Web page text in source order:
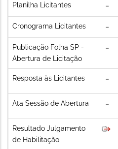
Planilha Licitantes
Cronograma Licitantes
Publicação Folha SP -
Abertura de Licitação
Resposta às Licitantes
Ata Sessão de Abertura
Resultado Julgamento
de Habilitação